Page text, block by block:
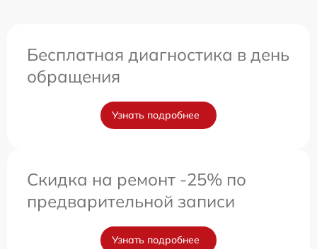
Бесплатная диагностика в день
обращения
Узнать подробнее
Скидка на ремонт -25% по
предварительной записи
Узнать подробнее